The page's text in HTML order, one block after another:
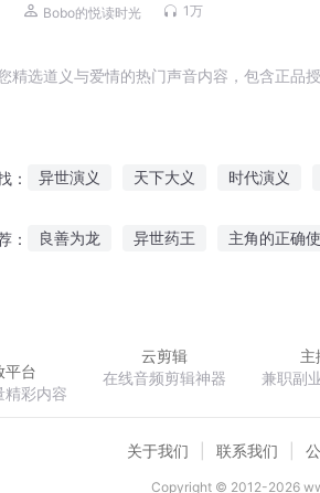
Bobo的悦读时光 1万
精选道义与爱情的热门声音内容，包含正品
： 异世演义 天下大义 时代演义
： 良善为龙 异世药王 主角的正确
平台
精彩内容
云剪辑
在线音频剪辑神器
主
兼职副
关于我们 联系我们
Copyright © 2012-2026